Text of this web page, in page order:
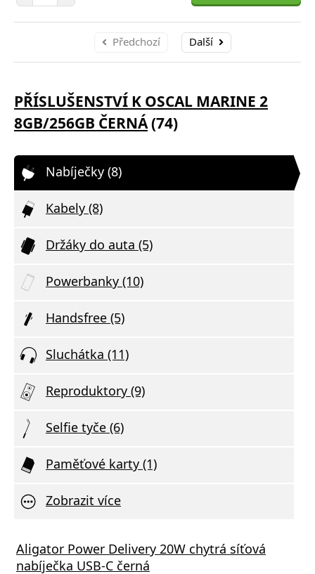
Předchozí Další
PŘÍSLUŠENSTVÍ K OSCAL MARINE 2
8GB/256GB ČERNÁ(74)
Nabíječky (8)
Kabely (8)
Držáky do auta (5)
Powerbanky (10)
Handsfree (5)
Sluchátka (11)
Reproduktory (9)
Selfie tyče (6)
Paměťové karty (1)
Zobrazit více
Aligator Power Delivery 20W chytrá síťová
nabíječka USB-C černá